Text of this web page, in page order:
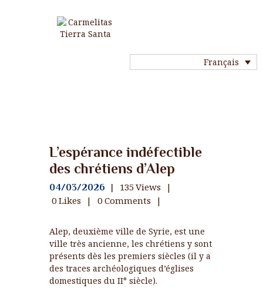
Français
NOS SAINTS
MA VOCATION
PRIÈRE
NOUS CONTACTER
L’espérance indéfectible
des chrétiens d’Alep
04/03/2026 135Views
0 Likes 0 Comments
Alep, deuxième ville de Syrie, est une
ville très ancienne, les chrétiens y sont
présents dès les premiers siècles (il y a
des traces archéologiques d’églises
domestiques du II° siècle).